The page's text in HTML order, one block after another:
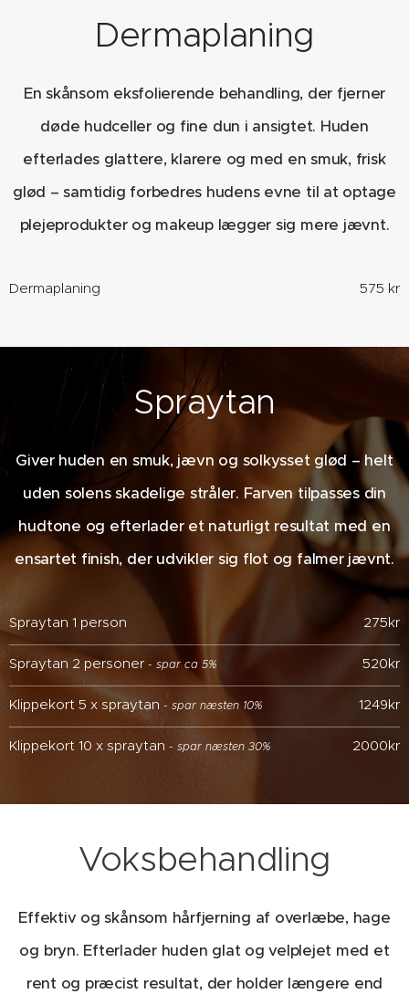
Dermaplaning
En skånsom eksfolierende behandling, der fjerner
døde hudceller og fine dun i ansigtet. Huden
efterlades glattere, klarere og med en smuk, frisk
glød – samtidig forbedres hudens evne til at optage
plejeprodukter og makeup lægger sig mere jævnt.
Dermaplaning 575 kr
Spraytan
Giver huden en smuk, jævn og solkysset glød – helt
uden solens skadelige stråler. Farven tilpasses din
hudtone og efterlader et naturligt resultat med en
ensartet finish, der udvikler sig flot og falmer jævnt.
Spraytan 1 person 275kr
Spraytan 2 personer - spar ca 5% 520kr
Klippekort 5 x spraytan - spar næsten 10% 1249kr
Klippekort 10 x spraytan - spar næsten 30% 2000kr
Voksbehandling
Effektiv og skånsom hårfjerning af overlæbe, hage
og bryn. Efterlader huden glat og velplejet med et
rent og præcist resultat, der holder længere end